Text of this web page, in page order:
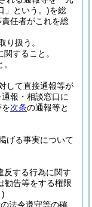
」という。)を総
任者がこれを総
り扱う。
すること。
して直接通報等が
報・相談窓口に
次条の通報等と
げる事実について
反する行為に関す
勧告等をする権限
)
法令遵守等の確